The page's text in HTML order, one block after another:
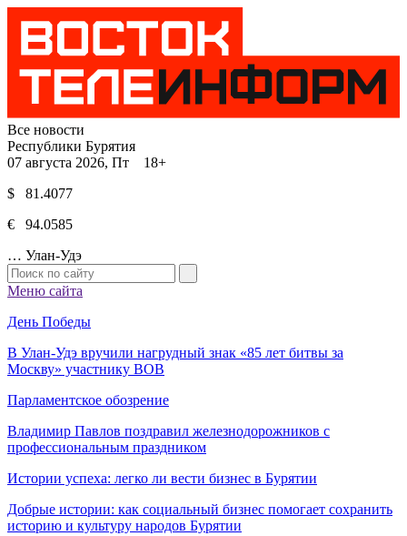
Все новости
Республики Бурятия
07 августа 2026, Пт 18+
$ 81.4077
€ 94.0585
… Улан-Удэ
Меню сайта
День Победы
В Улан-Удэ вручили нагрудный знак «85 лет битвы за
Москву» участнику ВОВ
Парламентское обозрение
Владимир Павлов поздравил железнодорожников с
профессиональным праздником
Истории успеха: легко ли вести бизнес в Бурятии
Добрые истории: как социальный бизнес помогает сохранить
историю и культуру народов Бурятии